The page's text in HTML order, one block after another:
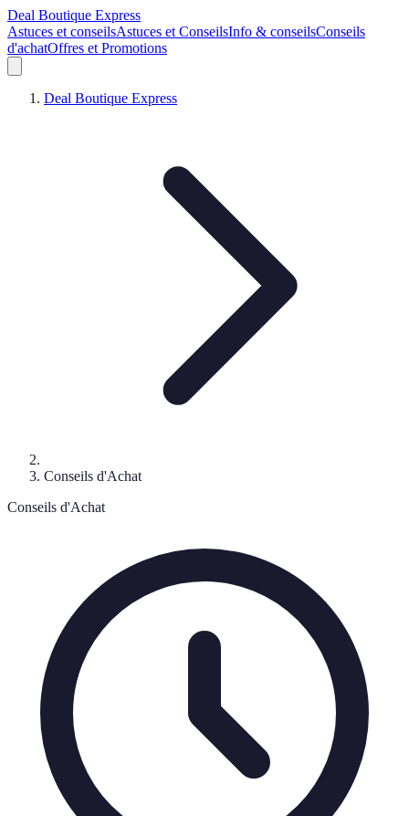
Deal Boutique Express
Astuces et conseilsAstuces et ConseilsInfo & conseilsConseils
d'achatOffres et Promotions
Deal Boutique Express
Conseils d'Achat
Conseils d'Achat